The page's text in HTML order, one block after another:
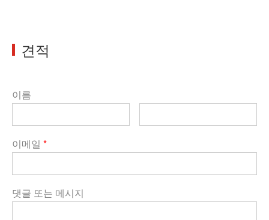
견적
이름
이메일 *
댓글 또는 메시지